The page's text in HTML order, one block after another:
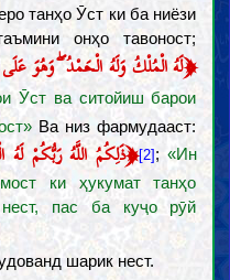
танҳо Ӯст ки ба ниёзи
онҳо тавоност;
﴿لَهُ الْمُلْكُ وَلَهُ الْحَمْدُ ۖ وَهُوَ
Ӯст ва ситойиш барои
Ва низ фармудааст:
﴿ذَلِكُمُ اللَّهُ رَبُّكُمْ [2] ; «Ин
ки ҳукумат танҳо
пас ба куҷо рӯй
шарик нест.